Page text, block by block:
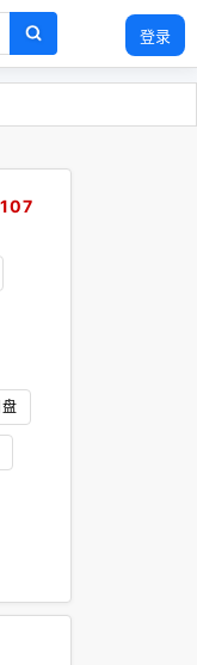
登录
107